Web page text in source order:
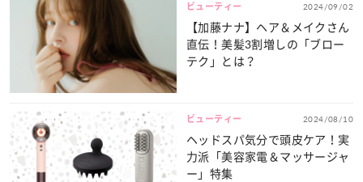
ビューティー 2024/09/02
【加藤ナナ】ヘア＆メイクさん
直伝！美髪3割増しの「ブロー
テク」とは？
ビューティー 2024/08/10
ヘッドスパ気分で頭皮ケア！実
力派「美容家電＆マッサージャ
ー」特集